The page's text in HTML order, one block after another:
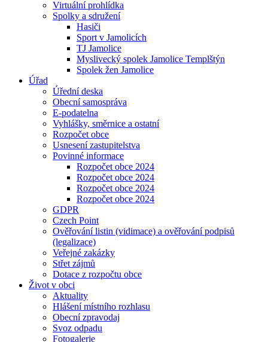
Virtuální prohlídka
Spolky a sdružení
Hasiči
Sport v Jamolicích
TJ Jamolice
Myslivecký spolek Jamolice Templštýn
Spolek žen Jamolice
Úřad
Úřední deska
Obecní samospráva
E-podatelna
Vyhlášky, směrnice a ostatní
Rozpočet obce
Usnesení zastupitelstva
Povinné informace
Rozpočet obce 2024
Rozpočet obce 2024
Rozpočet obce 2024
Rozpočet obce 2024
GDPR
Czech Point
Ověřování listin (vidimace) a ověřování podpisů
(legalizace)
Veřejné zakázky
Střet zájmů
Dotace z rozpočtu obce
Život v obci
Aktuality
Hlášení místního rozhlasu
Obecní zpravodaj
Svoz odpadu
Fotogalerie